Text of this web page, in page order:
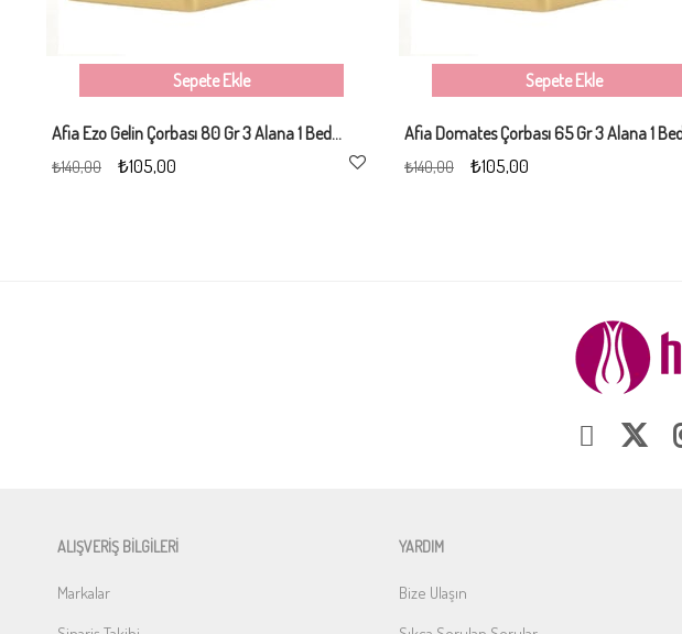
Afia Ezo Gelin Çorbası 80 Gr 3 Alana 1 Bedava
₺105,00
₺140,00
Sepete Ekle
₺105,00
₺140,00
Sepete Ekle
ALIŞVERİŞ BİLGİLERİ
Markalar
YARDIM
Bize Ulaşın